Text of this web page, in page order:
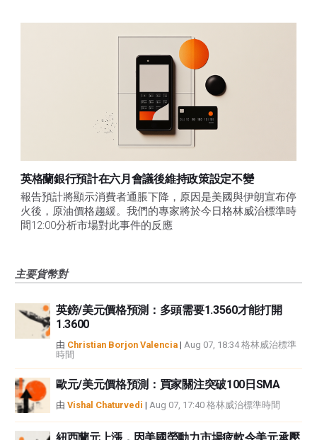
英格蘭銀行預計在六月會議後維持政策設定不變
報告預計將顯示消費者通脹下降，原因是美國與伊朗宣布停
火後，原油價格趨緩。我們的專家將於今日格林威治標準時
間12:00分析市場對此事件的反應
主要貨幣對
英鎊/美元價格預測：多頭需要1.3560才能打開
1.3600
由 Christian Borjon Valencia | Aug 07, 18:34 格林威治標準
時間
歐元/美元價格預測：買家關注突破100日SMA
由 Vishal Chaturvedi | Aug 07, 17:40 格林威治標準時間